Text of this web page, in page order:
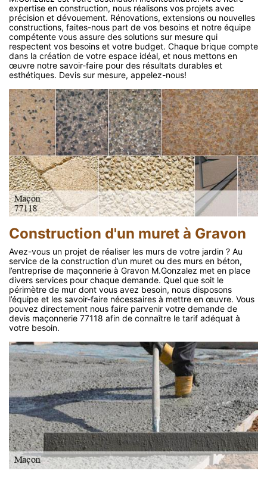
expertise en construction, nous réalisons vos projets avec
précision et dévouement. Rénovations, extensions ou nouvelles
constructions, faites-nous part de vos besoins et notre équipe
compétente vous assure des solutions sur mesure qui
respectent vos besoins et votre budget. Chaque brique compte
dans la création de votre espace idéal, et nous mettons en
œuvre notre savoir-faire pour des résultats durables et
esthétiques. Devis sur mesure, appelez-nous!
Construction d'un muret à Gravon
Avez-vous un projet de réaliser les murs de votre jardin ? Au
service de la construction d’un muret ou des murs en béton,
l’entreprise de maçonnerie à Gravon M.Gonzalez met en place
divers services pour chaque demande. Quel que soit le
périmètre de mur dont vous avez besoin, nous disposons
l’équipe et les savoir-faire nécessaires à mettre en œuvre. Vous
pouvez directement nous faire parvenir votre demande de
devis maçonnerie 77118 afin de connaître le tarif adéquat à
votre besoin.